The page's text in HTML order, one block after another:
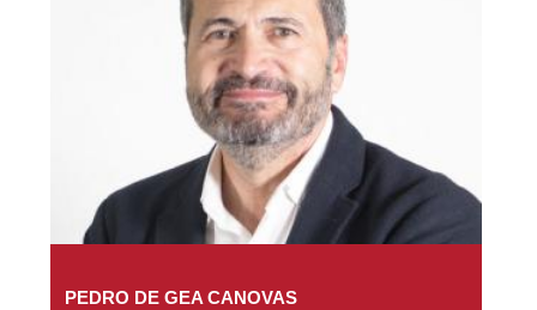
PEDRO DE GEA CANOVAS